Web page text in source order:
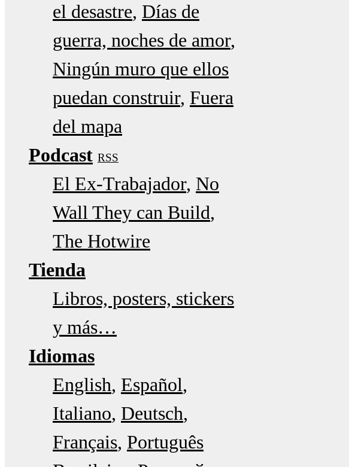
el desastre Días de
guerra, noches de amor
Ningún muro que ellos
puedan construir Fuera
del mapa
Podcast RSS
El Ex-Trabajador No
Wall They can Build
The Hotwire
Tienda
Libros, posters, stickers
y más…
Idiomas
English Español
Italiano Deutsch
Français Português